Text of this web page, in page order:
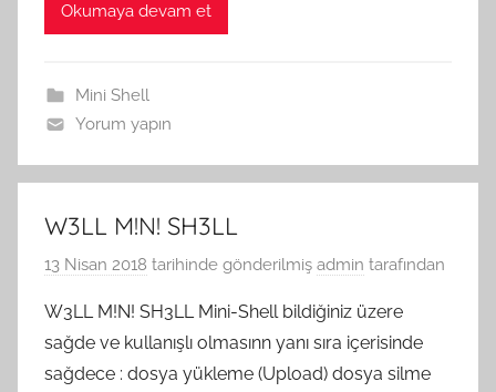
Okumaya devam et
Mini Shell
Yorum yapın
W3LL M!N! SH3LL
13 Nisan 2018 tarihinde gönderilmiş admin tarafından
W3LL M!N! SH3LL Mini-Shell bildiğiniz üzere
sağde ve kullanışlı olmasınn yanı sıra içerisinde
sağdece : dosya yükleme (Upload) dosya silme